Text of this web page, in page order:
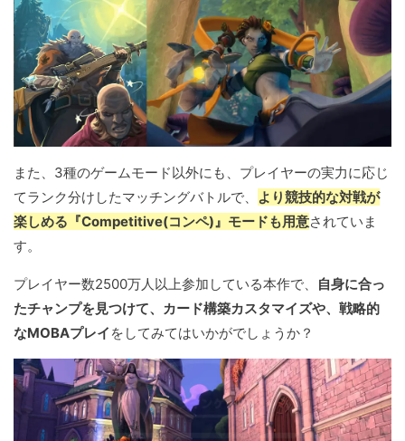
また、3種のゲームモード以外にも、プレイヤーの実力に応じ
てランク分けしたマッチングバトルで、
より競技的な対戦が
楽しめる『Competitive(コンペ)』モードも用意されていま
す。
プレイヤー数2500万人以上参加している本作で、
自身に合っ
たチャンプを見つけて、カード構築カスタマイズや、戦略的
なMOBAプレイ をしてみてはいかがでしょうか？